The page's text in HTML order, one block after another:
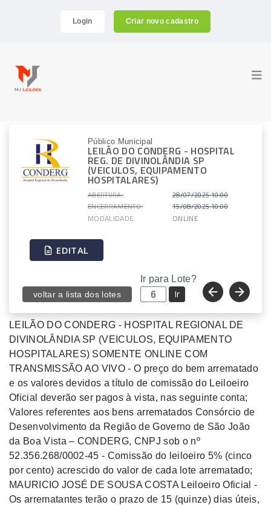
Login Criar novo cadastro
Público Municipal
LEILÃO DO CONDERG - HOSPITAL
REG. DE DIVINOLÂNDIA SP
(VEICULOS, EQUIPAMENTO
HOSPITALARES)
ABERTURA:
28/07/2025 10:00
ENCERRAMENTO:
15/08/2025 10:00
MODALIDADE: ONLINE
EDITAL
voltar a lista dos lotes
Ir para Lote?
Ir
LEILÃO DO CONDERG - HOSPITAL REGIONAL DE
DIVINOLÂNDIA SP (VEICULOS, EQUIPAMENTO
HOSPITALARES) SOMENTE ONLINE COM
TRANSMISSÃO AO VIVO - O preço do bem arrematado
e os valores devidos a título de comissão do Leiloeiro
Oficial deverão ser pagos à vista, nas seguinte conta;
Valores referentes aos bens arrematados Consórcio de
Desenvolvimento da Região de Governo de São João
da Boa Vista – CONDERG, CNPJ sob o nº
52.356.268/0002-45 - Comissão do leiloeiro 5% (cinco
por cento) acrescido do valor de cada lote arrematado;
MAURICIO JOSÉ DE SOUSA COSTA Leiloeiro Oficial -
Os arrematantes terão o prazo de 15 (quinze) dias úteis,